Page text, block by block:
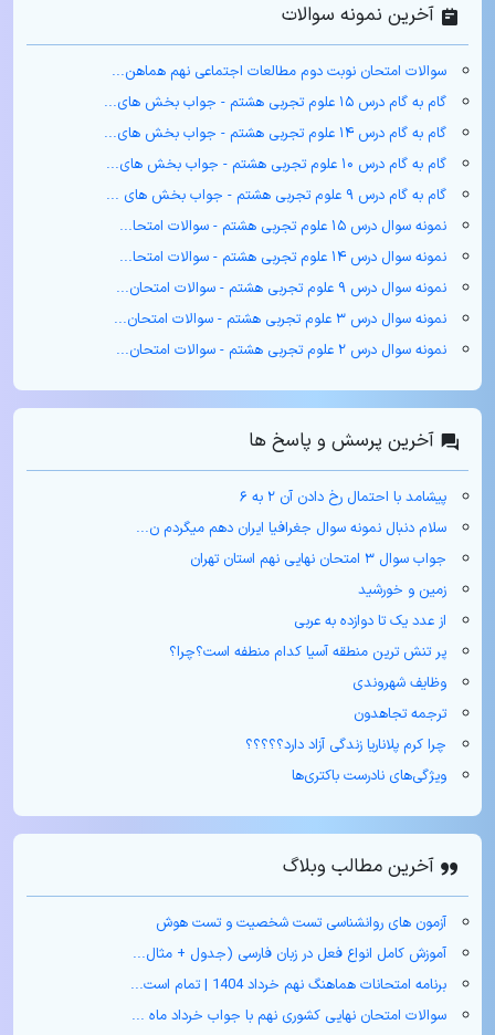
آخرین نمونه سوالات
سوالات امتحان نوبت دوم مطالعات اجتماعی نهم هماهن...
گام به گام درس ۱۵ علوم تجربی هشتم - جواب بخش های...
گام به گام درس ۱۴ علوم تجربی هشتم - جواب بخش های...
گام به گام درس ۱۰ علوم تجربی هشتم - جواب بخش های...
گام به گام درس ۹ علوم تجربی هشتم - جواب بخش های ...
نمونه سوال درس ۱۵ علوم تجربی هشتم - سوالات امتحا...
نمونه سوال درس ۱۴ علوم تجربی هشتم - سوالات امتحا...
نمونه سوال درس ۹ علوم تجربی هشتم - سوالات امتحان...
نمونه سوال درس ۳ علوم تجربی هشتم - سوالات امتحان...
نمونه سوال درس ۲ علوم تجربی هشتم - سوالات امتحان...
آخرین پرسش و پاسخ ها
پیشامد با احتمال رخ دادن آن ۲ به ۶
سلام دنبال نمونه سوال جغرافیا ایران دهم میگردم ن...
جواب سوال ۳ امتحان نهایی نهم استان تهران
زمین و خورشید
از عدد یک تا دوازده به عربی
پر تنش ترین منطقه آسیا کدام منطفه است؟چرا؟
وظایف شهروندی
ترجمه تجاهدون
چرا کرم پلاناریا زندگی آزاد دارد؟؟؟؟؟
ویژگی‌های نادرست باکتری‌ها
آخرین مطالب وبلاگ
آزمون های روانشناسی تست شخصیت و تست هوش
آموزش کامل انواع فعل در زبان فارسی (جدول + مثال‌...
برنامه امتحانات هماهنگ نهم خرداد 1404 | تمام است...
سوالات امتحان نهایی کشوری نهم با جواب خرداد ماه ...